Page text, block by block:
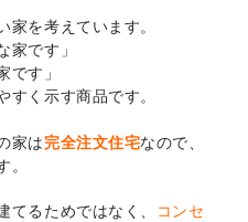
家を考えています。
家です」
です」
すく示す商品です。
家は完全注文住宅なので、
。
てるためではなく、
コンセ